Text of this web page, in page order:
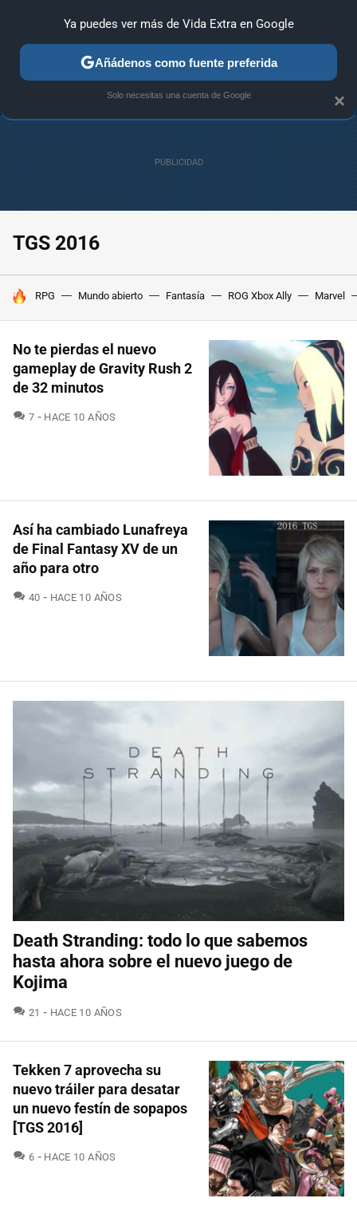
ANÁLISIS GUÍAS Y TRUCOS PC SONY NINTENDO
TGS 2016
HOY SE HABLA DE
RPG Mundo abierto Fantasía ROG Xbox Ally Marvel
No te pierdas el nuevo
gameplay de Gravity Rush 2
de 32 minutos
7 COMENTARIOS
HACE 10 AÑOS
Así ha cambiado Lunafreya
de Final Fantasy XV de un
año para otro
40 COMENTARIOS
HACE 10 AÑOS
Death Stranding: todo lo que sabemos
hasta ahora sobre el nuevo juego de
Kojima
21 COMENTARIOS
HACE 10 AÑOS
Tekken 7 aprovecha su
nuevo tráiler para desatar
un nuevo festín de sopapos
[TGS 2016]
6 COMENTARIOS
HACE 10 AÑOS
×
Ya puedes ver más de Vida Extra en Google
Añádenos como fuente preferida
Solo necesitas una cuenta de Google